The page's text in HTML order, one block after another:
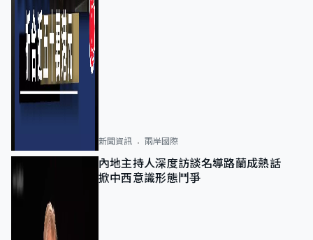
新聞資訊 兩岸國際
內地主持人深度訪談名導路蘭成熱話
掀中西意識形態鬥爭